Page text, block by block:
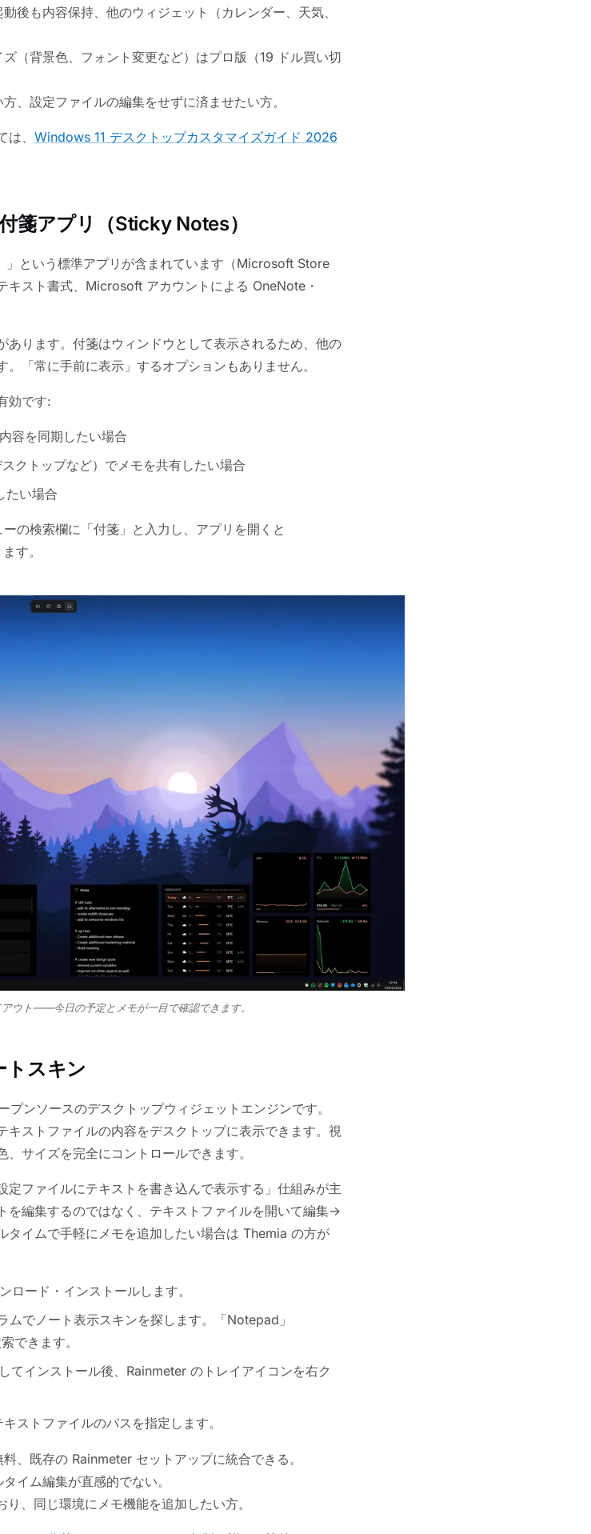
後も内容保持、他のウィジェット（カレンダー、天気、
（背景色、フォント変更など）はプロ版（19 ドル買い切
、設定ファイルの編集をせずに済ませたい方。
、 Windows 11 デスクトップカスタマイズガイド 2026
箋アプリ（Sticky Notes）
という標準アプリが含まれています（Microsoft Store
キスト書式、Microsoft アカウントによる OneNote・
あります。付箋はウィンドウとして表示されるため、他の
「常に手前に表示」するオプションもありません。
効です:
容を同期したい場合
クトップなど）でメモを共有したい場合
たい場合
の検索欄に「付箋」と入力し、アプリを開くと
す。
ウト——今日の予定とメモが一目で確認できます。
トスキン
ンソースのデスクトップウィジェットエンジンです。
キストファイルの内容をデスクトップに表示できます。視
サイズを完全にコントロールできます。
ファイルにテキストを書き込んで表示する」仕組みが主
を編集するのではなく、テキストファイルを開いて編集→
タイムで手軽にメモを追加したい場合は Themia の方が
ロード・インストールします。
でノート表示スキンを探します。「Notepad」
できます。
てインストール後、Rainmeter のトレイアイコンを右ク
ストファイルのパスを指定します。
、既存の Rainmeter セットアップに統合できる。
イム編集が直感的でない。
、同じ環境にメモ機能を追加したい方。